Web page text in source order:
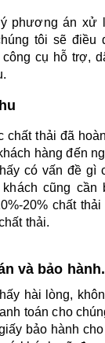
phương án xử
tôi sẽ điều
cụ hỗ trợ,
chất thải đã
hàng đến
có vấn đề gì
cũng cần
20% chất
thải.
và bảo hành.
hài lòng,
toán cho
bảo hành